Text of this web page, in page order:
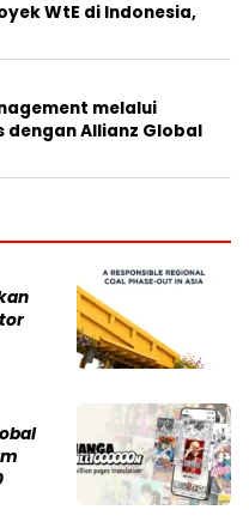
WtE di Indonesia,
melalui
Allianz Global